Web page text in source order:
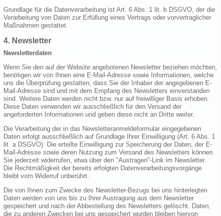
Grundlage für die Datenverarbeitung ist Art. 6 Abs. 1 lit. b DSGVO, der die
Verarbeitung von Daten zur Erfüllung eines Vertrags oder vorvertraglicher
Maßnahmen gestattet.
4. Newsletter
Newsletterdaten
Wenn Sie den auf der Website angebotenen Newsletter beziehen möchten,
benötigen wir von Ihnen eine E-Mail-Adresse sowie Informationen, welche
uns die Überprüfung gestatten, dass Sie der Inhaber der angegebenen E-
Mail-Adresse sind und mit dem Empfang des Newsletters einverstanden
sind. Weitere Daten werden nicht bzw. nur auf freiwilliger Basis erhoben.
Diese Daten verwenden wir ausschließlich für den Versand der
angeforderten Informationen und geben diese nicht an Dritte weiter.
Die Verarbeitung der in das Newsletteranmeldeformular eingegebenen
Daten erfolgt ausschließlich auf Grundlage Ihrer Einwilligung (Art. 6 Abs. 1
lit. a DSGVO). Die erteilte Einwilligung zur Speicherung der Daten, der E-
Mail-Adresse sowie deren Nutzung zum Versand des Newsletters können
Sie jederzeit widerrufen, etwa über den "Austragen"-Link im Newsletter.
Die Rechtmäßigkeit der bereits erfolgten Datenverarbeitungsvorgänge
bleibt vom Widerruf unberührt.
Die von Ihnen zum Zwecke des Newsletter-Bezugs bei uns hinterlegten
Daten werden von uns bis zu Ihrer Austragung aus dem Newsletter
gespeichert und nach der Abbestellung des Newsletters gelöscht. Daten,
die zu anderen Zwecken bei uns gespeichert wurden bleiben hiervon